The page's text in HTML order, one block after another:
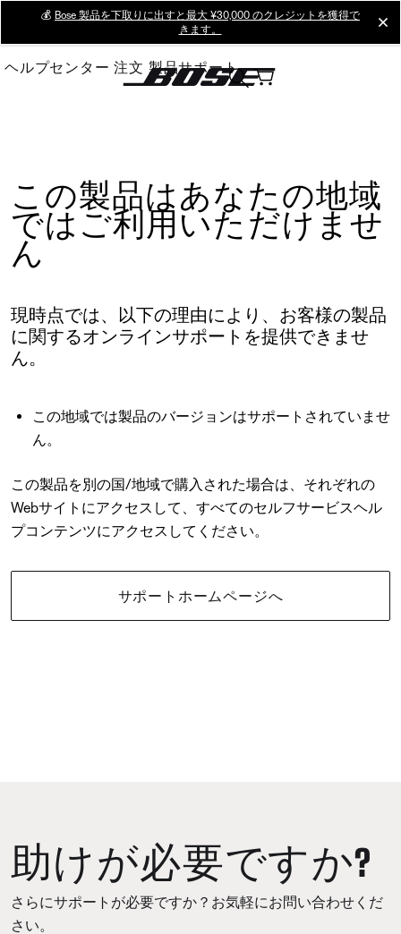
Main
💰 Bose 製品を下取りに出すと最大 ¥30,000 のクレジットを獲得で
きます。
ヘルプセンター 注文 製品サポート
この製品はあなたの地域
ではご利用いただけませ
ん
現時点では、以下の理由により、お客様の製品
に関するオンラインサポートを提供できませ
ん。
この地域では製品のバージョンはサポートされていませ
ん。
この製品を別の国/地域で購入された場合は、それぞれの
Webサイトにアクセスして、すべてのセルフサービスヘル
プコンテンツにアクセスしてください。
サポートホームページへ
助けが必要ですか?
さらにサポートが必要ですか？お気軽にお問い合わせくだ
さい。